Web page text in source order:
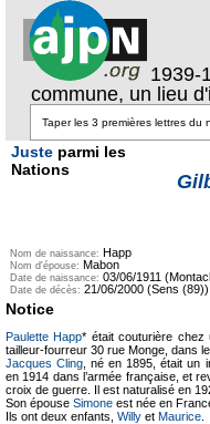
1939-
commune, un lieu
Juste parmi les
Nations
Nom de naissance: Happ
Nom d'épouse: Mabon
Date de naissance: 03/06/1911
Date de décès: 21/06/2000 (Sens (89))
Notice
Paulette Happ* était couturière chez
tailleur-fourreur 30 rue Monge, dans
Jacques Cling , né en 1895, était un
en 1914 dans l’armée française, et
croix de guerre. Il est naturalisé en
Son épouse Simone est née en
Ils ont deux enfants, Willy et Maurice